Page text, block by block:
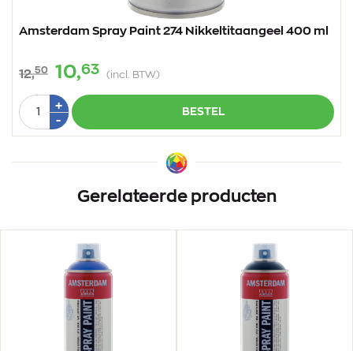
Amsterdam Spray Paint 274 Nikkeltitaangeel 400 ml
12,50 10,63 (incl. BTW)
Aantal
+Plus
1
-Min
1
BESTEL
Gerelateerde producten